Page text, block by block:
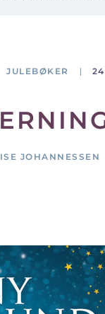
JULEBØKER
JOHANNESSEN